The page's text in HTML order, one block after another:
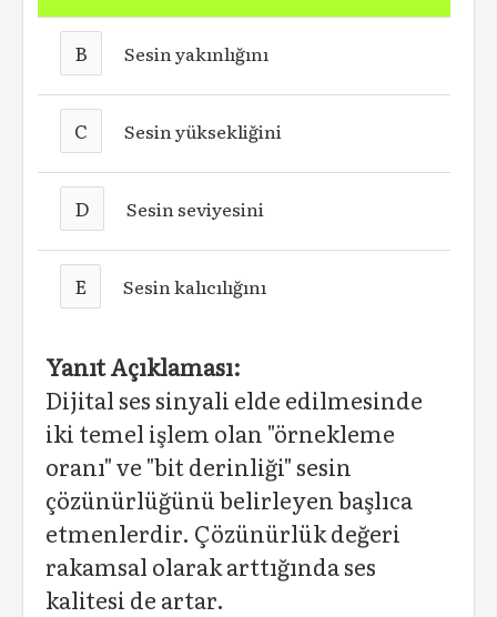
B Sesin yakınlığını
C Sesin yüksekliğini
D Sesin seviyesini
E Sesin kalıcılığını
Yanıt Açıklaması:
Dijital ses sin­yali elde edilmesinde
iki temel işlem olan "örnekleme
oranı" ve "bit derinliği" sesin
çözünürlüğünü belirleyen başlıca
etmenlerdir. Çözünürlük değeri
rakamsal olarak arttığında ses
kalitesi de artar.